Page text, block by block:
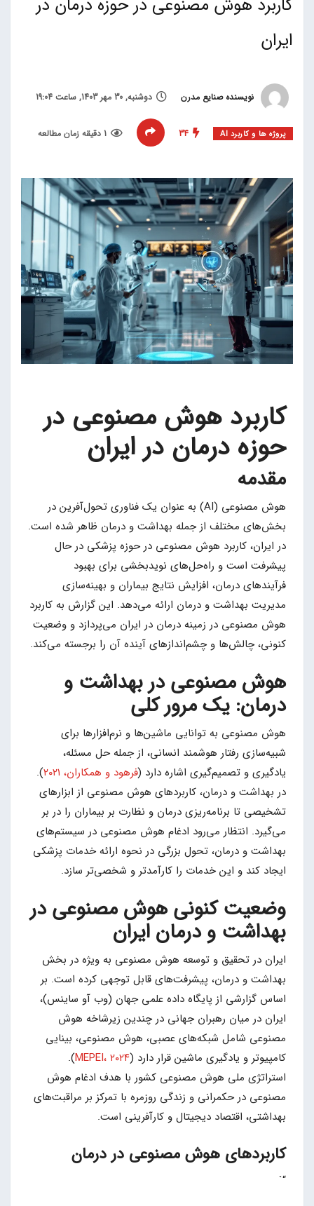
کاربرد هوش مصنوعی در حوزه درمان در
ایران
نویسنده صنایع مدرن دوشنبه, 30 مهر 1403, ساعت 19:04
پروژه ها و کاربرد AI 34 1 دقیقه زمان مطالعه
کاربرد هوش مصنوعی در
حوزه درمان در ایران
مقدمه
هوش مصنوعی (AI) به عنوان یک فناوری تحول‌آفرین در
بخش‌های مختلف از جمله بهداشت و درمان ظاهر شده است.
در ایران، کاربرد هوش مصنوعی در حوزه پزشکی در حال
پیشرفت است و راه‌حل‌های نویدبخشی برای بهبود
فرآیندهای درمان، افزایش نتایج بیماران و بهینه‌سازی
مدیریت بهداشت و درمان ارائه می‌دهد. این گزارش به کاربرد
هوش مصنوعی در زمینه درمان در ایران می‌پردازد و وضعیت
کنونی، چالش‌ها و چشم‌اندازهای آینده آن را برجسته می‌کند.
هوش مصنوعی در بهداشت و
درمان: یک مرور کلی
هوش مصنوعی به توانایی ماشین‌ها و نرم‌افزارها برای
شبیه‌سازی رفتار هوشمند انسانی، از جمله حل مسئله،
یادگیری و تصمیم‌گیری اشاره دارد (فرهود و همکاران، ۲۰۲۱
).
در بهداشت و درمان، کاربردهای هوش مصنوعی از ابزارهای
تشخیصی تا برنامه‌ریزی درمان و نظارت بر بیماران را در بر
می‌گیرد. انتظار می‌رود ادغام هوش مصنوعی در سیستم‌های
بهداشت و درمان، تحول بزرگی در نحوه ارائه خدمات پزشکی
ایجاد کند و این خدمات را کارآمدتر و شخصی‌تر سازد.
وضعیت کنونی هوش مصنوعی در
بهداشت و درمان ایران
ایران در تحقیق و توسعه هوش مصنوعی به ویژه در بخش
بهداشت و درمان، پیشرفت‌های قابل توجهی کرده است. بر
اساس گزارشی از پایگاه داده علمی جهان (وب آو ساینس)،
ایران در میان رهبران جهانی در چندین زیرشاخه هوش
مصنوعی شامل شبکه‌های عصبی، هوش مصنوعی، بینایی
کامپیوتر و یادگیری ماشین قرار دارد (MEPEI، ۲۰۲۴).
استراتژی ملی هوش مصنوعی کشور با هدف ادغام هوش
مصنوعی در حکمرانی و زندگی روزمره با تمرکز بر مراقبت‌های
بهداشتی، اقتصاد دیجیتال و کارآفرینی است.
کاربردهای هوش مصنوعی در درمان
“`